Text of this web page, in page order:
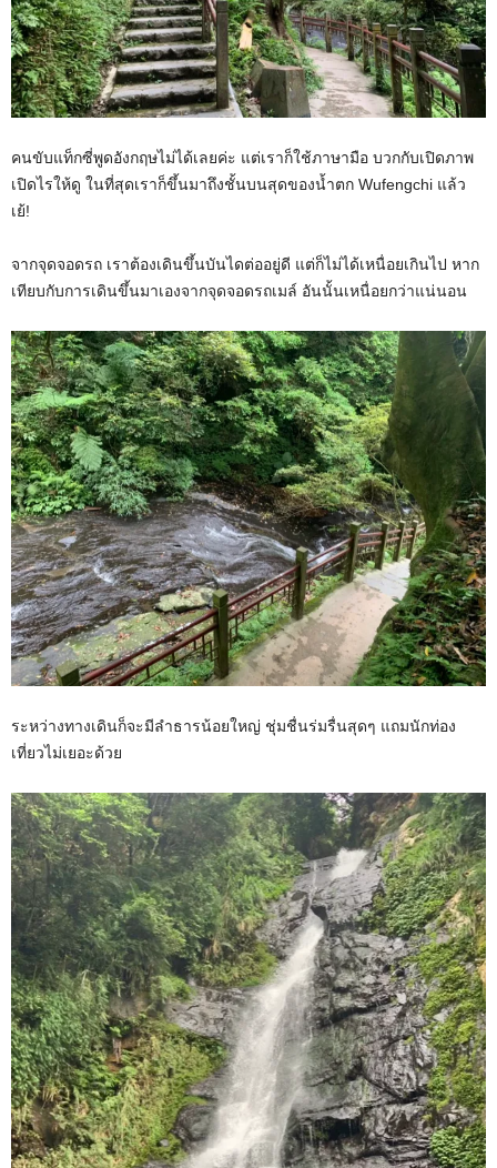
คนขับแท็กซี่พูดอังกฤษไม่ได้เลยค่ะ แต่เราก็ใช้ภาษามือ บวกกับเปิดภาพ
เปิดไรให้ดู ในที่สุดเราก็ขึ้นมาถึงชั้นบนสุดของน้ำตก Wufengchi แล้ว
เย้!
จากจุดจอดรถ เราต้องเดินขึ้นบันไดต่ออยู่ดี แต่ก็ไม่ได้เหนื่อยเกินไป หาก
เทียบกับการเดินขึ้นมาเองจากจุดจอดรถเมล์ อันนั้นเหนื่อยกว่าแน่นอน
ระหว่างทางเดินก็จะมีลำธารน้อยใหญ่ ชุ่มชื่นร่มรื่นสุดๆ แถมนักท่อง
เที่ยวไม่เยอะด้วย